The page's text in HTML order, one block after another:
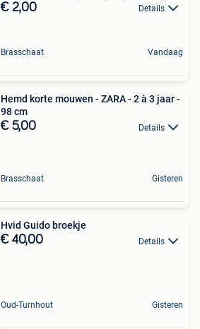
€ 2,00 Details
Brasschaat Vandaag
Hemd korte mouwen - ZARA - 2 à 3 jaar -
98 cm
€ 5,00 Details
Brasschaat Gisteren
Hvid Guido broekje
€ 40,00 Details
Oud-Turnhout Gisteren